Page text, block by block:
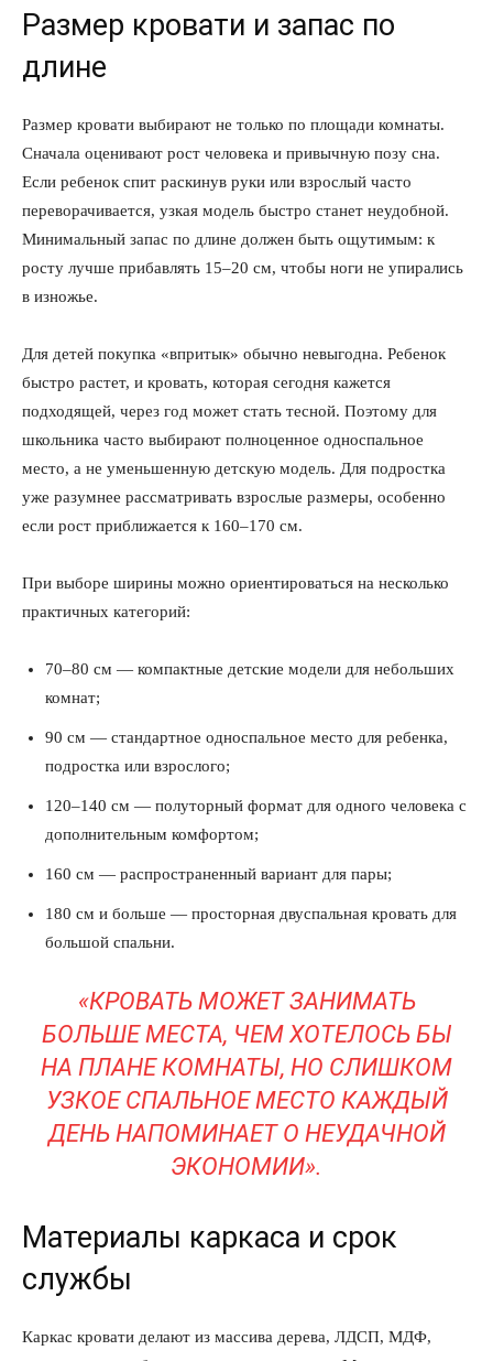
Размер кровати и запас по
длине
Размер кровати выбирают не только по площади комнаты.
Сначала оценивают рост человека и привычную позу сна.
Если ребенок спит раскинув руки или взрослый часто
переворачивается, узкая модель быстро станет неудобной.
Минимальный запас по длине должен быть ощутимым: к
росту лучше прибавлять 15–20 см, чтобы ноги не упирались
в изножье.
Для детей покупка «впритык» обычно невыгодна. Ребенок
быстро растет, и кровать, которая сегодня кажется
подходящей, через год может стать тесной. Поэтому для
школьника часто выбирают полноценное односпальное
место, а не уменьшенную детскую модель. Для подростка
уже разумнее рассматривать взрослые размеры, особенно
если рост приближается к 160–170 см.
При выборе ширины можно ориентироваться на несколько
практичных категорий:
70–80 см — компактные детские модели для небольших
комнат;
90 см — стандартное односпальное место для ребенка,
подростка или взрослого;
120–140 см — полуторный формат для одного человека с
дополнительным комфортом;
160 см — распространенный вариант для пары;
180 см и больше — просторная двуспальная кровать для
большой спальни.
«КРОВАТЬ МОЖЕТ ЗАНИМАТЬ
БОЛЬШЕ МЕСТА, ЧЕМ ХОТЕЛОСЬ БЫ
НА ПЛАНЕ КОМНАТЫ, НО СЛИШКОМ
УЗКОЕ СПАЛЬНОЕ МЕСТО КАЖДЫЙ
ДЕНЬ НАПОМИНАЕТ О НЕУДАЧНОЙ
ЭКОНОМИИ».
Материалы каркаса и срок
службы
Каркас кровати делают из массива дерева, ЛДСП, МДФ,